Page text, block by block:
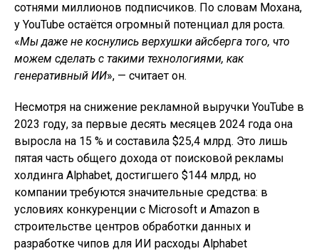
сотнями миллионов подписчиков. По словам Мохана,
у YouTube остаётся огромный потенциал для роста.
«Мы даже не коснулись верхушки айсберга того, что
можем сделать с такими технологиями, как
генеративный ИИ», — считает он.
Несмотря на снижение рекламной выручки YouTube в
2023 году, за первые десять месяцев 2024 года она
выросла на 15 % и составила $25,4 млрд. Это лишь
пятая часть общего дохода от поисковой рекламы
холдинга Alphabet, достигшего $144 млрд, но
компании требуются значительные средства: в
условиях конкуренции с Microsoft и Amazon в
строительстве центров обработки данных и
разработке чипов для ИИ расходы Alphabet